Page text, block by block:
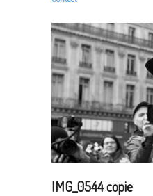
IMG_0544 copie